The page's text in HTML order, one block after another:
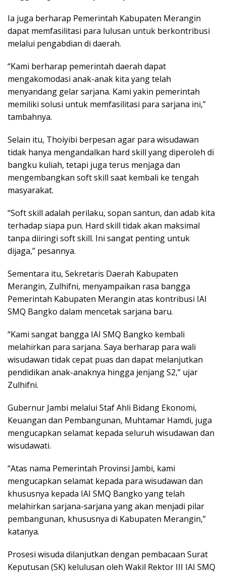
Ia juga berharap Pemerintah Kabupaten Merangin
dapat memfasilitasi para lulusan untuk berkontribusi
melalui pengabdian di daerah.
“Kami berharap pemerintah daerah dapat
mengakomodasi anak-anak kita yang telah
menyandang gelar sarjana. Kami yakin pemerintah
memiliki solusi untuk memfasilitasi para sarjana ini,”
tambahnya.
Selain itu, Thoiyibi berpesan agar para wisudawan
tidak hanya mengandalkan hard skill yang diperoleh di
bangku kuliah, tetapi juga terus menjaga dan
mengembangkan soft skill saat kembali ke tengah
masyarakat.
“Soft skill adalah perilaku, sopan santun, dan adab kita
terhadap siapa pun. Hard skill tidak akan maksimal
tanpa diiringi soft skill. Ini sangat penting untuk
dijaga,” pesannya.
Sementara itu, Sekretaris Daerah Kabupaten
Merangin, Zulhifni, menyampaikan rasa bangga
Pemerintah Kabupaten Merangin atas kontribusi IAI
SMQ Bangko dalam mencetak sarjana baru.
“Kami sangat bangga IAI SMQ Bangko kembali
melahirkan para sarjana. Saya berharap para wali
wisudawan tidak cepat puas dan dapat melanjutkan
pendidikan anak-anaknya hingga jenjang S2,” ujar
Zulhifni.
Gubernur Jambi melalui Staf Ahli Bidang Ekonomi,
Keuangan dan Pembangunan, Muhtamar Hamdi, juga
mengucapkan selamat kepada seluruh wisudawan dan
wisudawati.
“Atas nama Pemerintah Provinsi Jambi, kami
mengucapkan selamat kepada para wisudawan dan
khususnya kepada IAI SMQ Bangko yang telah
melahirkan sarjana-sarjana yang akan menjadi pilar
pembangunan, khususnya di Kabupaten Merangin,”
katanya.
Prosesi wisuda dilanjutkan dengan pembacaan Surat
Keputusan (SK) kelulusan oleh Wakil Rektor III IAI SMQ